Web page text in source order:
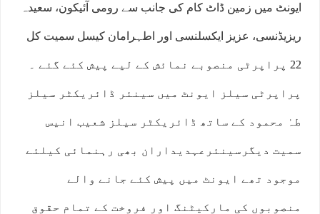
ایونٹ میں زمین ڈاٹ کام کی جانب سے رومی آئیکون، سعیدہ
ریزیڈنسی، عزیز ایکسلنسی اور اطہرامان کیسل سمیت کل
22 پراپرٹی منصوبے نمائش کے لیے پیش کئے گئے ۔
پراپرٹی سیلز ایونٹ میں سینئر ڈائریکٹر سیلز
طہٰ محمود کے ساتھ ڈائریکٹر سیلز شعیب انیس
سمیت دیگرسینئرعہدیداران بھی رہنمائی کیلئے
موجود تھے ایونٹ میں پیش کئے جانے والے
منصوبوں کی مارکیٹنگ اور فروخت کے تمام حقوق